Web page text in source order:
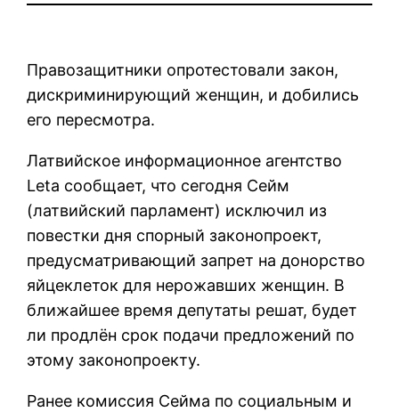
Правозащитники опротестовали закон,
дискриминирующий женщин, и добились
его пересмотра.
Латвийское информационное агентство
Leta сообщает, что сегодня Сейм
(латвийский парламент) исключил из
повестки дня спорный законопроект,
предусматривающий запрет на донорство
яйцеклеток для нерожавших женщин. В
ближайшее время депутаты решат, будет
ли продлён срок подачи предложений по
этому законопроекту.
Ранее комиссия Сейма по социальным и